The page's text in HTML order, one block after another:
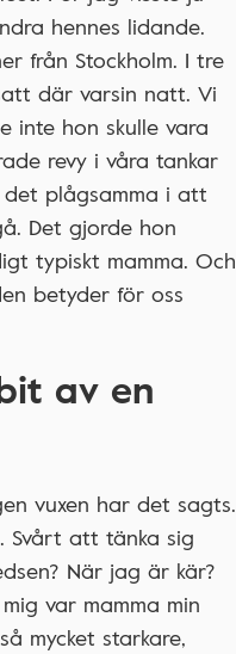
hennes lidande.
från Stockholm. I tre
där varsin natt. Vi
inte hon skulle vara
revy i våra tankar
plågsamma i att
Det gjorde hon
typiskt mamma. Och
betyder för oss
av en
vuxen har det sagts.
Svårt att tänka sig
När jag är kär?
var mamma min
mycket starkare,